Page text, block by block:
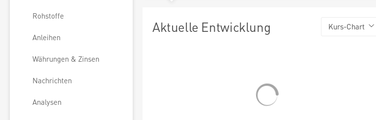
Rohstoffe
Anleihen
Währungen & Zinsen
Nachrichten
Analysen
Aktuelle Entwicklung Kurs-Chart